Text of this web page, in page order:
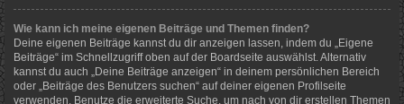
Wie kann ich meine eigenen Beiträge und Themen finden?
Deine eigenen Beiträge kannst du dir anzeigen lassen, indem du „Eigene
Beiträge“ im Schnellzugriff oben auf der Boardseite auswählst. Alternativ
kannst du auch „Deine Beiträge anzeigen“ in deinem persönlichen Bereich
oder „Beiträge des Benutzers suchen“ auf deiner eigenen Profilseite
verwenden. Benutze die erweiterte Suche, um nach von dir erstellen Themen